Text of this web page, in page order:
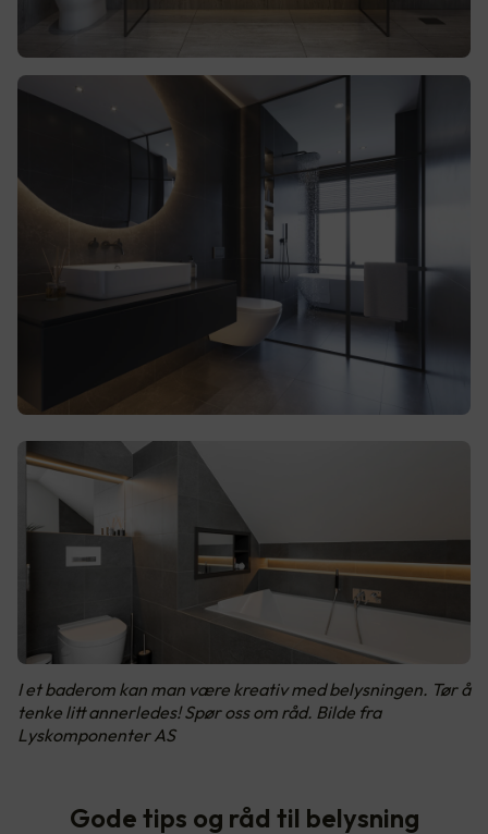
I et baderom kan man være kreativ med belysningen. Tør å
tenke litt annerledes! Spør oss om råd. Bilde fra
Lyskomponenter AS
Gode tips og råd til belysning